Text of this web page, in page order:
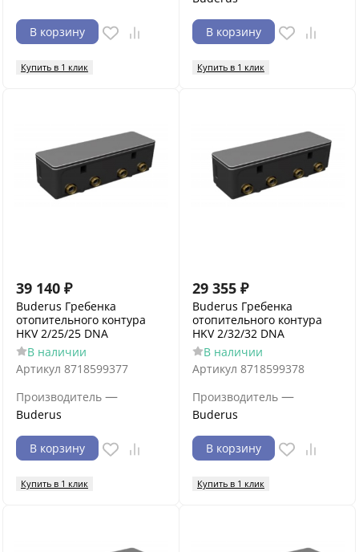
В корзину
Купить в 1 клик
В корзину
Купить в 1 клик
39 140 ₽
Buderus Гребенка
отопительного контура
HKV 2/25/25 DNA
В наличии
Артикул 8718599377
Производитель —
Buderus
В корзину
Купить в 1 клик
29 355 ₽
Buderus Гребенка
отопительного контура
HKV 2/32/32 DNA
В наличии
Артикул 8718599378
Производитель —
Buderus
В корзину
Купить в 1 клик